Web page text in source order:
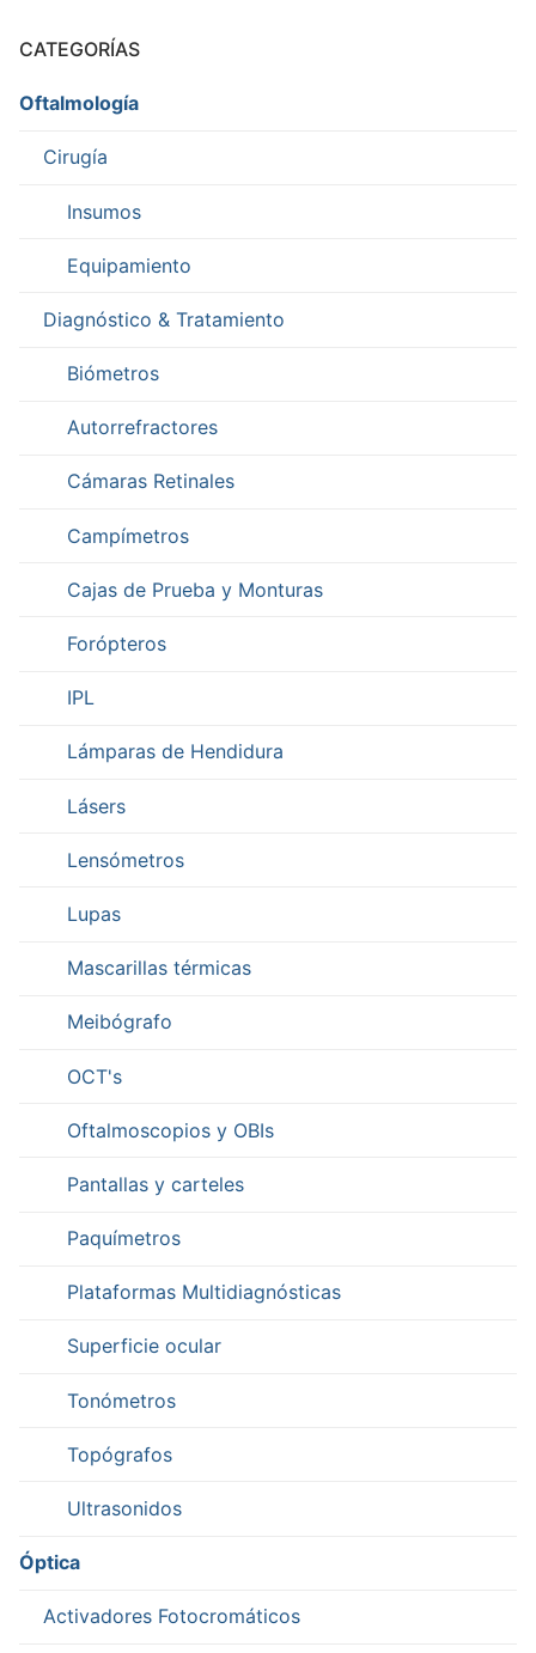
CATEGORÍAS
Oftalmología
Cirugía
Insumos
Equipamiento
Diagnóstico & Tratamiento
Biómetros
Autorrefractores
Cámaras Retinales
Campímetros
Cajas de Prueba y Monturas
Forópteros
IPL
Lámparas de Hendidura
Lásers
Lensómetros
Lupas
Mascarillas térmicas
Meibógrafo
OCT's
Oftalmoscopios y OBIs
Pantallas y carteles
Paquímetros
Plataformas Multidiagnósticas
Superficie ocular
Tonómetros
Topógrafos
Ultrasonidos
Óptica
Activadores Fotocromáticos